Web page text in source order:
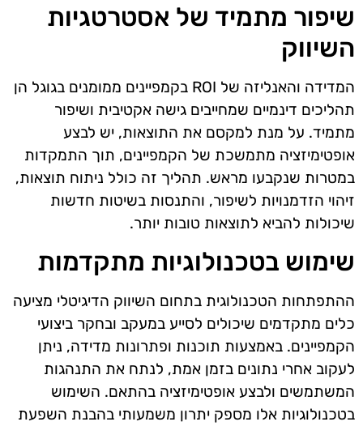
שיפור מתמיד של אסטרטגיות
השיווק
המדידה והאנליזה של ROI בקמפיינים ממומנים בגוגל הן
תהליכים דינמיים שמחייבים גישה אקטיבית ושיפור
מתמיד. על מנת למקסם את התוצאות, יש לבצע
אופטימיזציה מתמשכת של הקמפיינים, תוך התמקדות
במטרות שנקבעו מראש. תהליך זה כולל ניתוח תוצאות,
זיהוי הזדמנויות לשיפור, והתנסות בשיטות חדשות
שיכולות להביא לתוצאות טובות יותר.
שימוש בטכנולוגיות מתקדמות
ההתפתחות הטכנולוגית בתחום השיווק הדיגיטלי מציעה
כלים מתקדמים שיכולים לסייע במעקב ובחקר ביצועי
הקמפיינים. באמצעות תוכנות ופתרונות מדידה, ניתן
לעקוב אחרי נתונים בזמן אמת, לנתח את התנהגות
המשתמשים ולבצע אופטימיזציה בהתאם. השימוש
בטכנולוגיות אלו מספק יתרון משמעותי בהבנת השפעת